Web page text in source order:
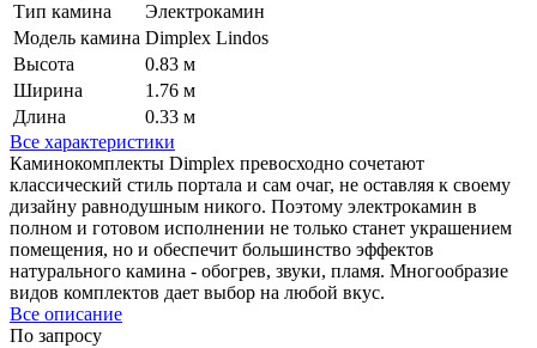
Тип камина
Электрокамин
Модель камина Dimplex Lindos
Высота
0.83 м
Ширина
1.76 м
Длина
0.33 м
Все характеристики
Каминокомплекты Dimplex превосходно сочетают
классический стиль портала и сам очаг, не оставляя к своему
дизайну равнодушным никого. Поэтому электрокамин в
полном и готовом исполнении не только станет украшением
помещения, но и обеспечит большинство эффектов
натурального камина - обогрев, звуки, пламя. Многообразие
видов комплектов дает выбор на любой вкус.
Все описание
По запросу